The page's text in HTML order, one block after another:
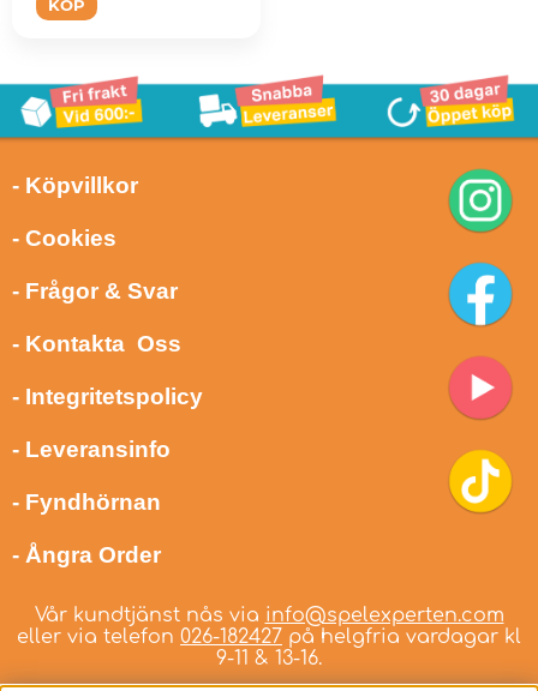
KÖP
- Köpvillkor
- Cookies
- Frågor & Svar
- Kontakta Oss
- Integritetspolicy
- Leveransinfo
- Fyndhörnan
- Ångra Order
Vår kundtjänst nås via info@spelexperten.com
eller via telefon 026-182427 på helgfria vardagar kl
9-11 & 13-16.